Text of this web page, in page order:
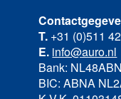
T. +31 (0)511
E. info@auro.nl
Bank:
BIC: ABNA